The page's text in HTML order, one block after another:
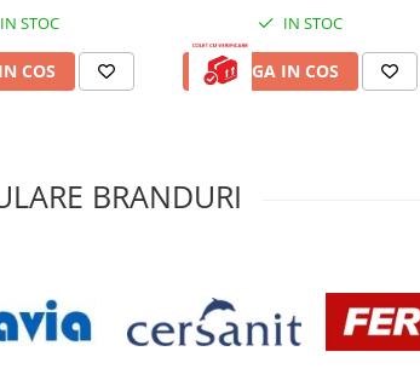
IN STOC
COS
IN STOC
ADAUGA IN COS
BRANDURI